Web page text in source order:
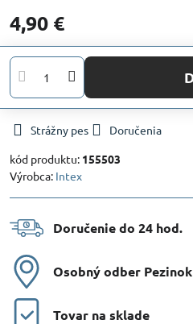
4,90 €
Strážny pes
Doručenia
kód produktu: 155503
Výrobca: Intex
Doručenie do 24 hod​.
Osobný odber Pezinok
Tovar na sklade